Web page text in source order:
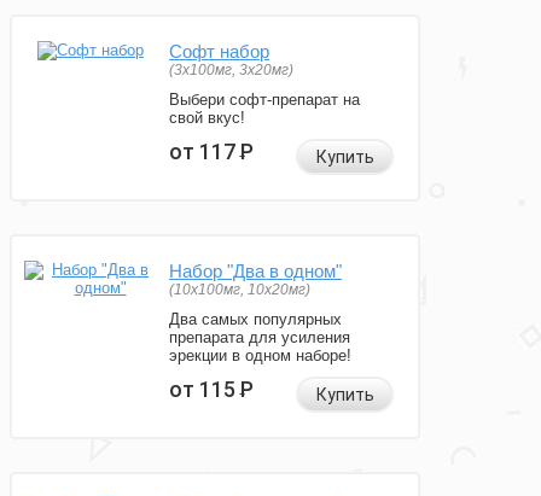
Софт набор
(3x100мг, 3x20мг)
Выбери софт-препарат на
свой вкус!
от 117Р Купить
Набор "Два в одном"
(10x100мг, 10x20мг)
Два самых популярных
препарата для усиления
эрекции в одном наборе!
от 115Р Купить